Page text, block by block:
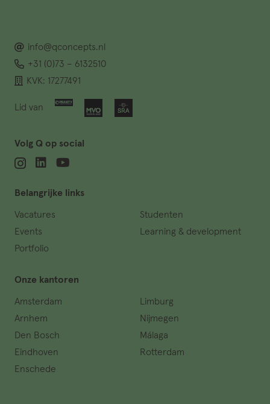
info@qconcepts.nl
+31 (0)73 – 6132510
KVK: 17277491
Lid van
Volg Q op social
Belangrijke links
Vacatures
Events
Portfolio
Studenten
Learning & development
Onze kantoren
Amsterdam
Arnhem
Den Bosch
Eindhoven
Enschede
Limburg
Nijmegen
Málaga
Rotterdam